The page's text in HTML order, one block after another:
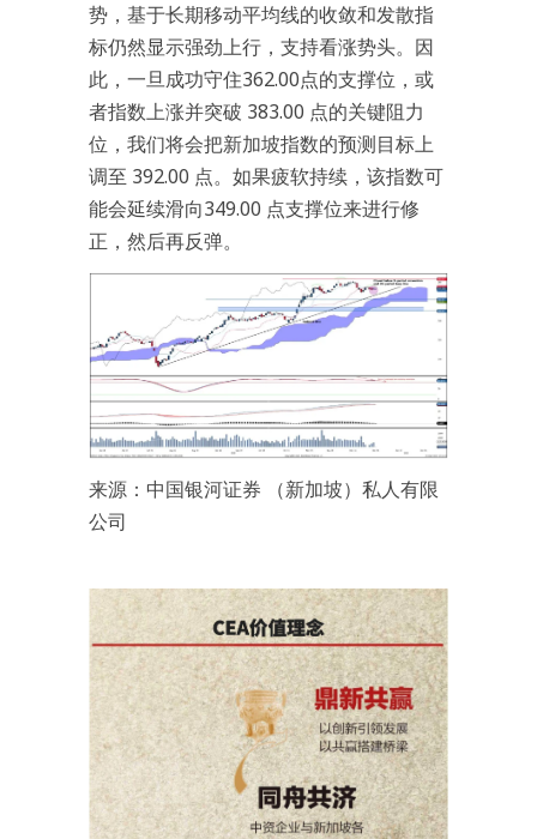
势，基于长期移动平均线的收敛和发散指
标仍然显示强劲上行，支持看涨势头。因
此，一旦成功守住362.00点的支撑位，或
者指数上涨并突破 383.00 点的关键阻力
位，我们将会把新加坡指数的预测目标上
调至 392.00 点。如果疲软持续，该指数可
能会延续滑向349.00 点支撑位来进行修
正，然后再反弹。
来源：中国银河证券 （新加坡）私人有限
公司